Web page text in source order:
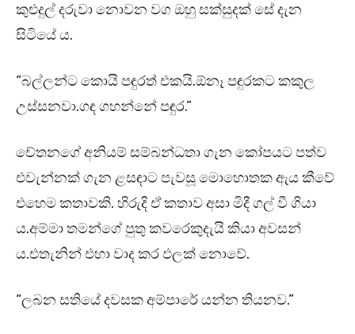
කුළුදුල් දරුවා නොවන වග ඔහු සක්සුදක් සේ දැන
සිටියේ ය.
“බල්ලන්ට කොයි පඳුරත් එකයි.ඕනෑ පඳුරකට කකුල
උස්සනවා.ගඳ ගහන්නේ පඳුර.”
චේතනගේ අනියම් සම්බන්ධතා ගැන කෝපයට පත්ව
එවැන්නක් ගැන ළසඳාට පැවසූ මොහොතක ඇය කීවේ
එහෙම කතාවකි. හිරුදි ඒ කතාව අසා මිදී ගල් වී ගියා
ය.අම්මා තමන්ගේ පුතු කවරෙකුදැයි කියා අවසන්
ය.එතැනින් එහා වාද කර ඵලක් නොවේ.
“ලබන සතියේ දවසක අම්පාරේ යන්න තියනව.”